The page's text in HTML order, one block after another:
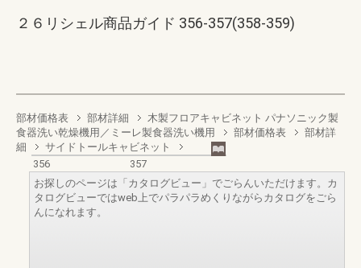
２６リシェル商品ガイド 356-357(358-359)
部材価格表 部材詳細
木製フロアキャビネット パナソニック製
食器洗い乾燥機用／ミーレ製食器洗い機用
部材価格表
部材詳
細
サイドトールキャビネット
356
357
お探しのページは「カタログビュー」でごらんいただけます。カ
タログビューではweb上でパラパラめくりながらカタログをごら
んになれます。